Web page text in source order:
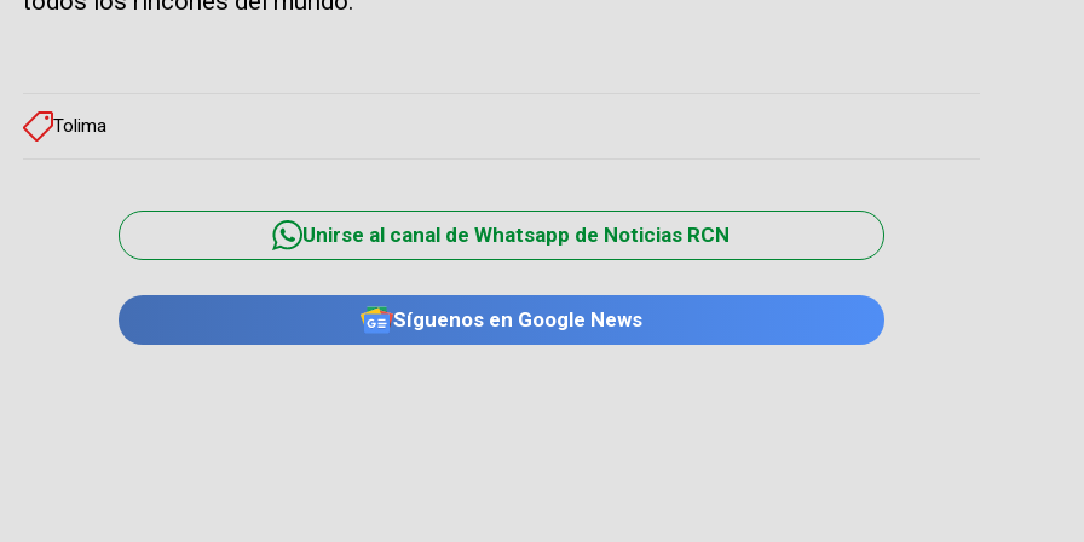
Tolima
Unirse al canal de Whatsapp de Noticias RCN
Síguenos en Google News